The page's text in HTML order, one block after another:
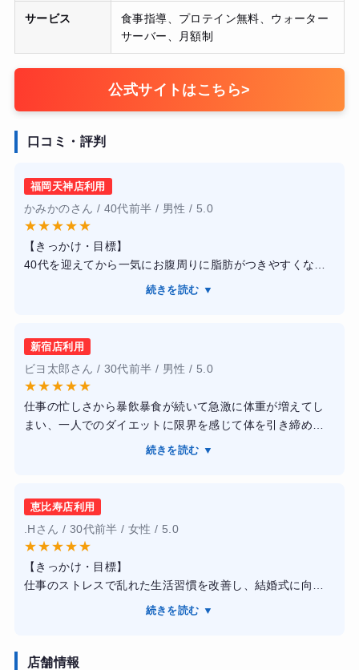
サービス
食事指導、プロテイン無料、ウォーター
サーバー、月額制
公式サイトはこちら>
口コミ・評判
福岡天神店利用
かみかのさん / 40代前半 / 男性 / 5.0
★★★★★
【きっかけ・目標】
40代を迎えてから一気にお腹周りに脂肪がつきやすくな
り、自己流のランニングや食事制限だけでは体型が崩れる
クチコミの評価が高かったこちらへの入会を決めました。
【感想】
トレーナーの皆さんが非常に知識豊富で、自身のボディメ
イク実績もあるプロフェッショナルばかりなので、指導の
説得力が違います。きついだけの根性論ではなく、解剖学
に基づいた正しいフォームや、狙った部位に確実に効かせ
ない健康的な食事指導も、無理なく続けられた大きな要因
です。
【結果・変化】
約4ヶ月間しっかりと継続したところ、気にしていたお腹周
ついてスーツが綺麗に着こなせるようになりました。体脂
事に対する集中力や生活の活力そのものが向上したと感じ
続きを読む ▼
新宿店利用
ビヨ太郎さん / 30代前半 / 男性 / 5.0
★★★★★
仕事の忙しさから暴飲暴食が続いて急激に体重が増えてし
まい、一人でのダイエットに限界を感じて体を引き締めた
いと思い通い始めました。パーソナルトレーニングは初め
でくれたため、怪我なく安心して続けられました。フォー
ムの指導が非常に論理的で分かりやすく、マシンの正しい
使い方が身についたのが大きな収穫です。結果として3ヶ月
で体重が6キロ減り、筋肉量が増えたことで姿勢も良くな
り、毎日の食事に対する意識がガラリと変わって健康的な
生活習慣が定着しました。
続きを読む ▼
恵比寿店利用
.Hさん / 30代前半 / 女性 / 5.0
★★★★★
【きっかけ・目標】
仕事のストレスで乱れた生活習慣を改善し、結婚式に向け
て健康的に体を引き締めたいと思い入会を決めました。他
続きを読む ▼
店舗情報